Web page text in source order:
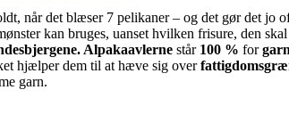
når det blæser 7 pelikaner – og det gør det jo
kan bruges, uanset hvilken frisure, den
Alpakaavlerne står 100 % for
hjælper dem til at hæve sig over
garn.